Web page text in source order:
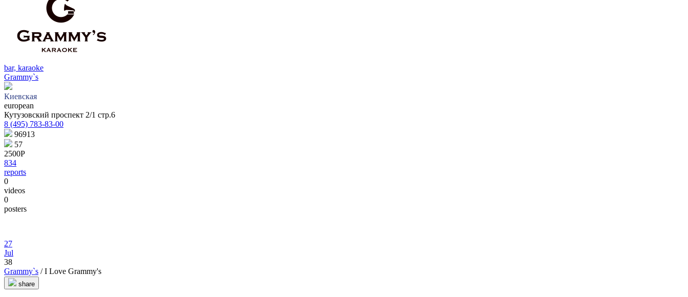
bar, karaoke
Grammy`s
Киевская
european
Кутузовский проспект 2/1 стр.6
8 (495) 783-83-00
96913
57
2500Р
834
reports
0
videos
0
posters
27
Jul
38
Grammy`s / I Love Grammy's
share